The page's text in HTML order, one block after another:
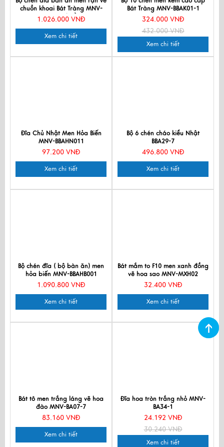
chuồn khoai Bát Tràng MNV-
BBA02 Chuồn
1.026.000 VNĐ
Xem chi tiết
Bát Tràng MNV-BBAK01-1
324.000 VNĐ
432.000 VNĐ
Xem chi tiết
Đĩa Chủ Nhật Men Hỏa Biến
MNV-BBAHN011
97.200 VNĐ
Xem chi tiết
Bộ 6 chén cháo kiểu Nhật
BBA29-7
496.800 VNĐ
Xem chi tiết
Bộ chén đĩa ( bộ bàn ăn) men
hỏa biến MNV-BBAHB001
1.090.800 VNĐ
Xem chi tiết
Bát mắm to F10 men xanh đồng
vẽ hoa sao MNV-MXH02
32.400 VNĐ
Xem chi tiết
Bát tô men trắng láng vẽ hoa
đào MNV-BA07-7
83.160 VNĐ
Xem chi tiết
Đĩa hoa tròn trắng nhỏ MNV-
BA34-1
24.192 VNĐ
30.240 VNĐ
Xem chi tiết